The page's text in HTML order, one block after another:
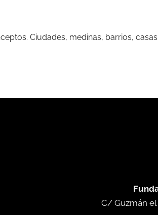
Ciudades, medinas, barrios, casas
C/ Guzmán el